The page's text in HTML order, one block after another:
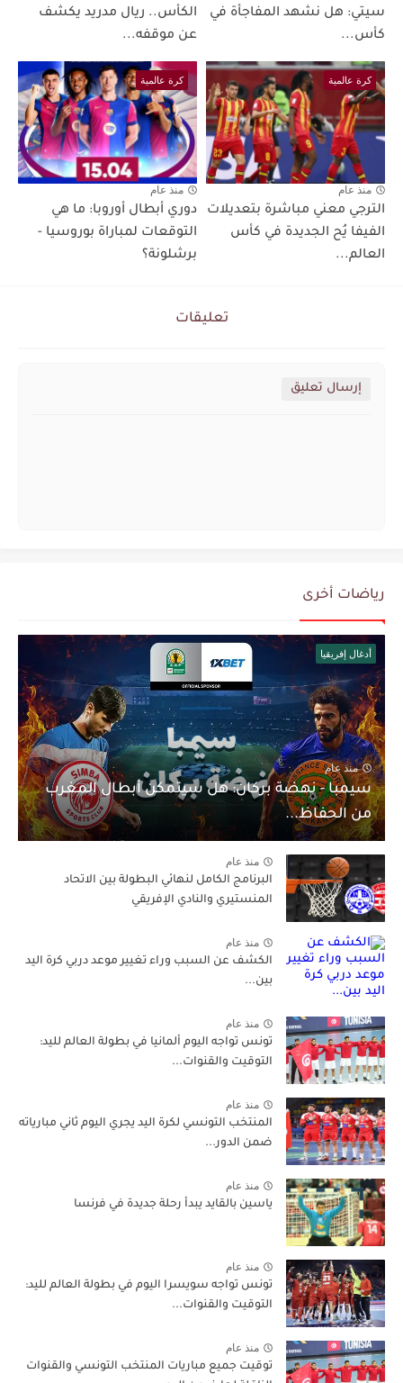
سيتي: هل نشهد المفاجأة في
كأس...
الكأس.. ريال مدريد يكشف
عن موقفه...
كرة عالمية
منذ عام
الترجي معني مباشرة بتعديلات
الفيفا يُح الجديدة في كأس
العالم...
كرة عالمية
منذ عام
دوري أبطال أوروبا: ما هي
التوقعات لمباراة بوروسيا -
برشلونة؟
تعليقات
إرسال تعليق
رياضات أخرى
أدغال إفريقيا
منذ عام
سيمبا - نهضة بركان: هل سيتمكن أبطال المغرب
من الحفاظ...
منذ عام
البرنامج الكامل لنهائي البطولة بين الاتحاد
المنستيري والنادي الإفريقي
منذ عام
الكشف عن السبب وراء تغيير موعد دربي كرة اليد
بين...
منذ عام
تونس تواجه اليوم ألمانيا في بطولة العالم لليد:
التوقيت والقنوات...
منذ عام
المنتخب التونسي لكرة اليد يجري اليوم ثاني مبارياته
ضمن الدور...
منذ عام
ياسين بالقايد يبدأ رحلة جديدة في فرنسا
منذ عام
تونس تواجه سويسرا اليوم في بطولة العالم لليد:
التوقيت والقنوات...
منذ عام
توقيت جميع مباريات المنتخب التونسي والقنوات